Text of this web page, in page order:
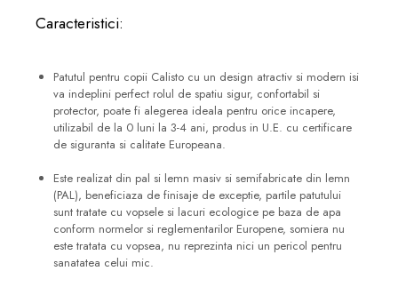
Caracteristici:
Patutul pentru copii Calisto cu un design atractiv si modern isi
va indeplini perfect rolul de spatiu sigur, confortabil si
protector, poate fi alegerea ideala pentru orice incapere,
utilizabil de la 0 luni la 3-4 ani, produs in U.E. cu certificare
de siguranta si calitate Europeana.
Este realizat din pal si lemn masiv si semifabricate din lemn
(PAL), beneficiaza de finisaje de exceptie, partile patutului
sunt tratate cu vopsele si lacuri ecologice pe baza de apa
conform normelor si reglementarilor Europene, somiera nu
este tratata cu vopsea, nu reprezinta nici un pericol pentru
sanatatea celui mic.